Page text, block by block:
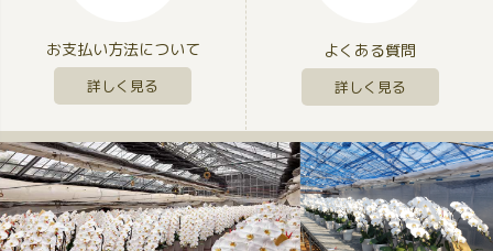
お支払い方法について
詳しく見る
よくある質問
詳しく見る